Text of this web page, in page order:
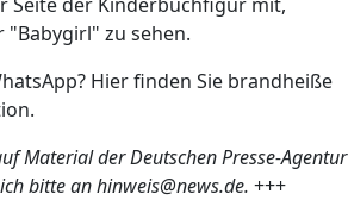
zu sehen.
Hier finden Sie brandheiße
Material der Deutschen Presse-Agentur
bitte an hinweis@news.de. +++